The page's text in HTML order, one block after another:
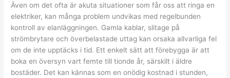
Även om det ofta är akuta situationer som får oss att ringa en
elektriker, kan många problem undvikas med regelbunden
kontroll av elanläggningen. Gamla kablar, slitage på
strömbrytare och överbelastade uttag kan orsaka allvarliga fel
om de inte upptäcks i tid. Ett enkelt sätt att förebygga är att
boka en översyn vart femte till tionde år, särskilt i äldre
bostäder. Det kan kännas som en onödig kostnad i stunden,